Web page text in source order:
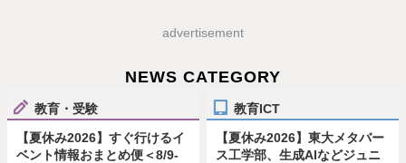
advertisement
NEWS CATEGORY
教育・受験
【夏休み2026】すぐ行けるイ
ベント情報おまとめ便＜8/9-
教育ICT
【夏休み2026】東大メタバー
ス工学部、生成AIなどジュニ